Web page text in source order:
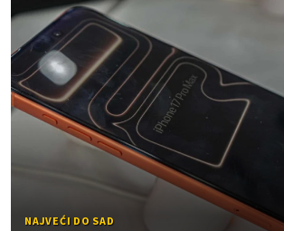
NAJVEĆI DO SAD